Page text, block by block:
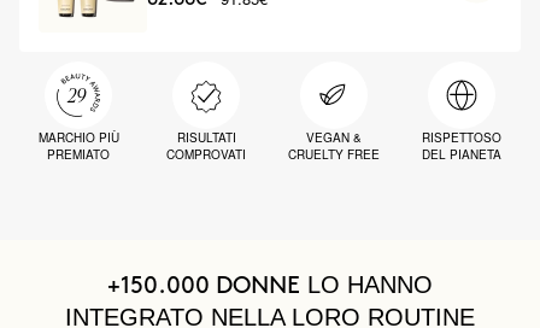
MARCHIO PIÙ
PREMIATO
RISULTATI
COMPROVATI
VEGAN &
CRUELTY FREE
RISPETTOSO
DEL PIANETA
+150.000 DONNE LO HANNO
INTEGRATO NELLA LORO ROUTINE